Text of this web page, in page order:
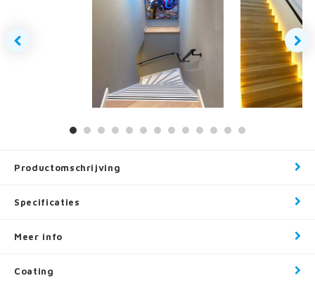
Productomschrijving
Specificaties
Meer info
Coating